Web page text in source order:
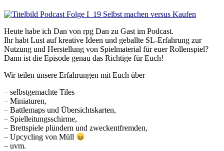
Heute habe ich Dan von rpg Dan zu Gast im Podcast.
Ihr habt Lust auf kreative Ideen und geballte SL-Erfahrung zur
Nutzung und Herstellung von Spielmaterial für euer Rollenspiel?
Dann ist die Episode genau das Richtige für Euch!
Wir teilen unsere Erfahrungen mit Euch über
– selbstgemachte Tiles
– Miniaturen,
– Battlemaps und Übersichtskarten,
– Spielleitungsschirme,
– Brettspiele plündern und zweckentfremden,
– Upcycling von Müll
– uvm.